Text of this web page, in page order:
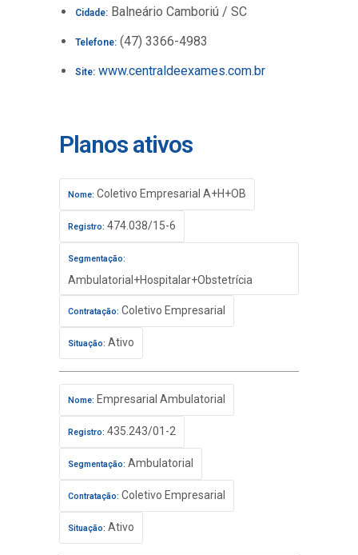
Cidade: Balneário Camboriú / SC
Telefone: (47) 3366-4983
Site: www.centraldeexames.com.br
Planos ativos
Nome: Coletivo Empresarial A+H+OB
Registro: 474.038/15-6
Segmentação:
Ambulatorial+Hospitalar+Obstetrícia
Contratação: Coletivo Empresarial
Situação: Ativo
Nome: Empresarial Ambulatorial
Registro: 435.243/01-2
Segmentação: Ambulatorial
Contratação: Coletivo Empresarial
Situação: Ativo